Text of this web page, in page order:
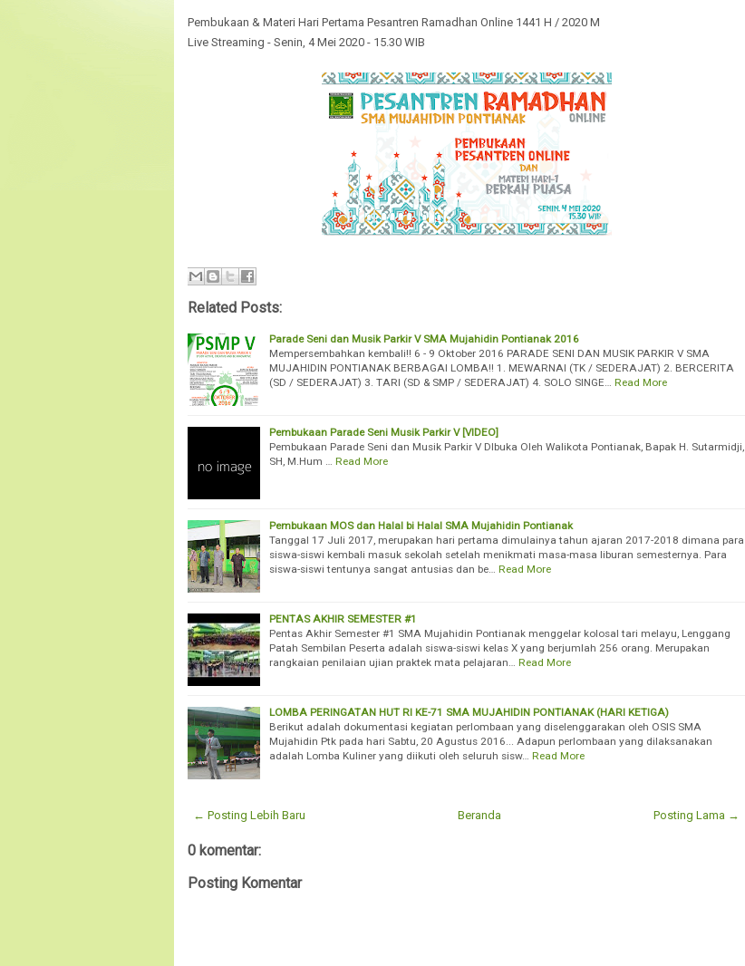
Pembukaan & Materi Hari Pertama Pesantren Ramadhan Online 1441 H / 2020 M
Live Streaming - Senin, 4 Mei 2020 - 15.30 WIB
Related Posts:
Parade Seni dan Musik Parkir V SMA Mujahidin Pontianak 2016
Mempersembahkan kembali!! 6 - 9 Oktober 2016 PARADE SENI DAN MUSIK PARKIR V SMA
MUJAHIDIN PONTIANAK BERBAGAI LOMBA!! 1. MEWARNAI (TK / SEDERAJAT) 2. BERCERITA
(SD / SEDERAJAT) 3. TARI (SD & SMP / SEDERAJAT) 4. SOLO SINGE… Read More
Pembukaan Parade Seni Musik Parkir V [VIDEO]
Pembukaan Parade Seni dan Musik Parkir V DIbuka Oleh Walikota Pontianak, Bapak H. Sutarmidji,
SH, M.Hum … Read More
Pembukaan MOS dan Halal bi Halal SMA Mujahidin Pontianak
Tanggal 17 Juli 2017, merupakan hari pertama dimulainya tahun ajaran 2017-2018 dimana para
siswa-siswi kembali masuk sekolah setelah menikmati masa-masa liburan semesternya. Para
siswa-siswi tentunya sangat antusias dan be… Read More
PENTAS AKHIR SEMESTER #1
Pentas Akhir Semester #1 SMA Mujahidin Pontianak menggelar kolosal tari melayu, Lenggang
Patah Sembilan Peserta adalah siswa-siswi kelas X yang berjumlah 256 orang. Merupakan
rangkaian penilaian ujian praktek mata pelajaran… Read More
LOMBA PERINGATAN HUT RI KE-71 SMA MUJAHIDIN PONTIANAK (HARI KETIGA)
Berikut adalah dokumentasi kegiatan perlombaan yang diselenggarakan oleh OSIS SMA
Mujahidin Ptk pada hari Sabtu, 20 Agustus 2016... Adapun perlombaan yang dilaksanakan
adalah Lomba Kuliner yang diikuti oleh seluruh sisw… Read More
← Posting Lebih Baru Posting Lama →
Beranda
0 komentar:
Posting Komentar